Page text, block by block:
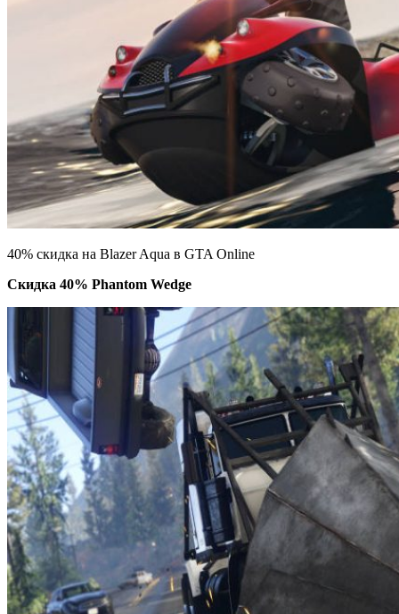
40% скидка на Blazer Aqua в GTA Online
Скидка 40% Phantom Wedge